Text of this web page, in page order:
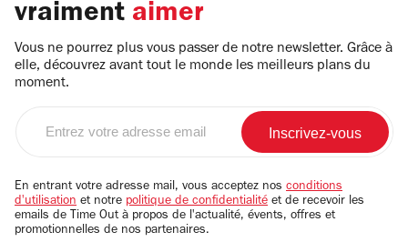
vraiment aimer
Vous ne pourrez plus vous passer de notre newsletter. Grâce à
elle, découvrez avant tout le monde les meilleurs plans du
moment.
email
En entrant votre adresse mail, vous acceptez nos conditions
d'utilisation et notre politique de confidentialité et de recevoir les
emails de Time Out à propos de l'actualité, évents, offres et
promotionnelles de nos partenaires.